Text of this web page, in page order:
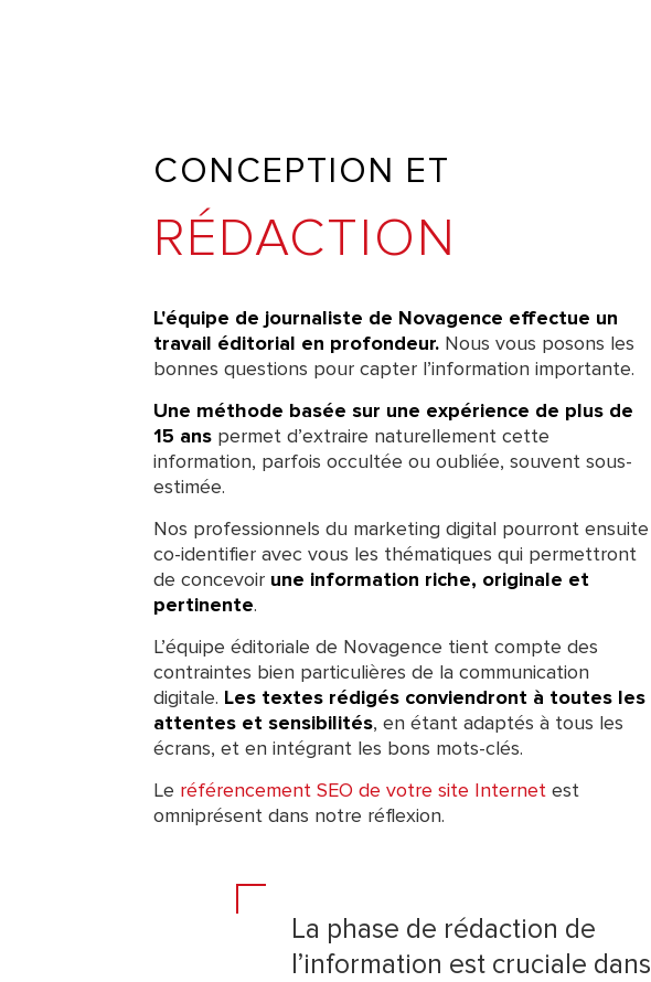
CONCEPTION ET
RÉDACTION
L'équipe de journaliste de Novagence effectue un
travail éditorial en profondeur. Nous vous posons les
bonnes questions pour capter l’information importante.
Une méthode basée sur une expérience de plus de
15 anspermet d’extraire naturellement cette
information, parfois occultée ou oubliée, souvent sous-
estimée.
Nos professionnels du marketing digital pourront ensuite
co-identifier avec vous les thématiques qui permettront
de concevoir une information riche, originale et
pertinente.
L’équipe éditoriale de Novagence tient compte des
contraintes bien particulières de la communication
digitale. Les textes rédigés conviendront à toutes les
attentes et sensibilités, en étant adaptés à tous les
écrans, et en intégrant les bons mots-clés.
Le référencement SEO de votre site Internetest
omniprésent dans notre réflexion.
La phase de rédaction de
l’information est cruciale dans